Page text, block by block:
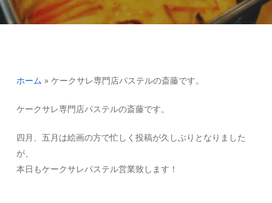
ホーム » ケークサレ専門店パステルの斎藤です。
ケークサレ専門店パステルの斎藤です。
四月、五月は絵画の方で忙しく投稿が久しぶりとなりました
が、
本日もケークサレパステル営業致します！